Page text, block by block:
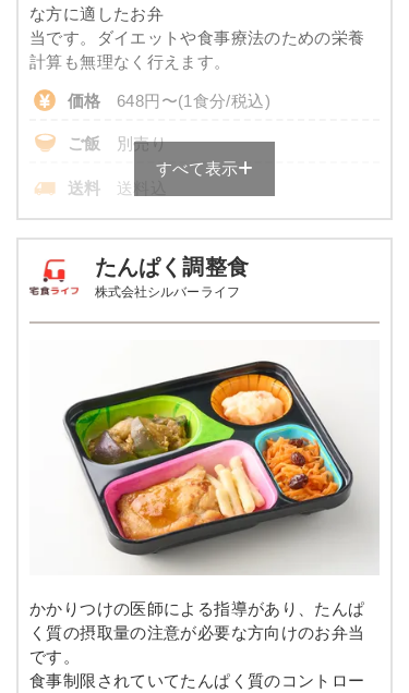
彩り旬菜プラスのメニュー例
白滝と蒲鉾の煮物
栄養素
-
※メニューの補足
-
ソーセージのポトフ風
しっとり卯の花
栄養素
※メニューの補足
※ その他備考
メニューは日替わりです（メニューは一例です）
な方に適したお弁
当です。ダイエットや食事療法のための栄養
計算も無理なく行えます。
価格 648円〜(1食分/税込)
ご飯 別売り
送料 送料込
各店舗によって価格は異なります。
糖質カロリー調整食の栄養素例
カロリー 170kcal
塩分 1.8g
タンパク質 7.4g
脂質 10.1g
10.6g
リン 109.3mg
カリウム
すべて表示
たんぱく調整食
株式会社シルバーライフ
かかりつけの医師による指導があり、たんぱ
く質の摂取量の注意が必要な方向けのお弁当
です。
食事制限されていてたんぱく質のコントロー